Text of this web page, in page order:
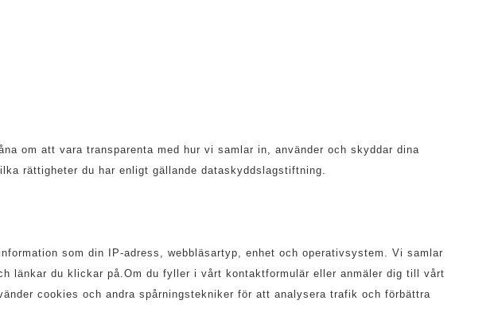
om att vara transparenta med hur vi samlar in, använder och skyddar dina
rättigheter du har enligt gällande dataskyddslagstiftning.
som din IP-adress, webbläsartyp, enhet och operativsystem. Vi samlar
länkar du klickar på.Om du fyller i vårt kontaktformulär eller anmäler dig till vårt
cookies och andra spårningstekniker för att analysera trafik och förbättra